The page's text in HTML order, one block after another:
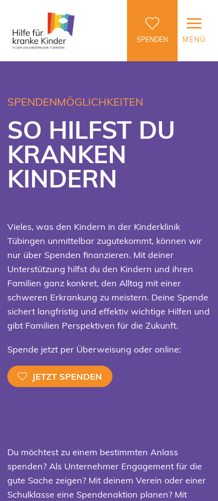
SPENDEN MENÜ
SPENDENMÖGLICHKEITEN
SO HILFST DU
KRANKEN
KINDERN
Vieles, was den Kindern in der Kinderklinik
Tübingen unmittelbar zugutekommt, können wir
nur über Spenden finanzieren. Mit deiner
Unterstützung hilfst du den Kindern und ihren
Familien ganz konkret, den Alltag mit einer
schweren Erkrankung zu meistern. Deine Spende
sichert langfristig und effektiv wichtige Hilfen und
gibt Familien Perspektiven für die Zukunft.
Spende jetzt per Überweisung oder online:
JETZT SPENDEN
Du möchtest zu einem bestimmten Anlass
spenden? Als Unternehmer Engagement für die
gute Sache zeigen? Mit deinem Verein oder einer
Schulklasse eine Spendenaktion planen? Mit